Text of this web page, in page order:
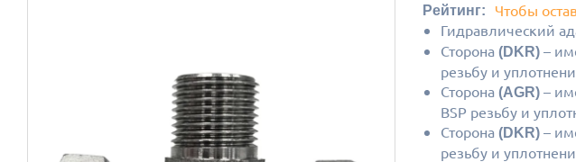
Рейтинг:
Чтобы
Гидравлический
Сторона (DKR)–
резьбу и
Сторона (AGR)–
BSP резьбу и
Сторона (DKR)–
резьбу и